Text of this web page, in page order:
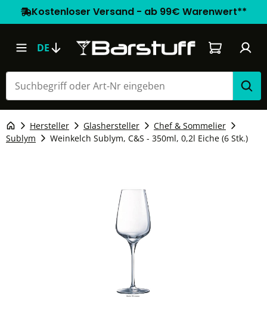
Kostenloser Versand - ab 99€ Warenwert**
DE Warenkorb
Hersteller Glashersteller
Chef & Sommelier
Sublym
Weinkelch Sublym, C&S - 350ml, 0,2l Eiche (6 Stk.)